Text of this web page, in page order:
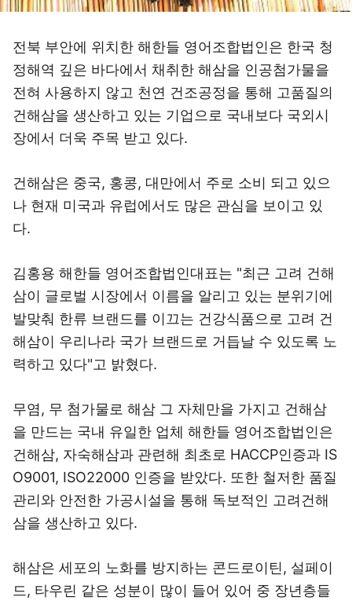
전북 부안에 위치한 해한들 영어조합법인은 한국 청
정해역 깊은 바다에서 채취한 해삼을 인공첨가물을
전혀 사용하지 않고 천연 건조공정을 통해 고품질의
건해삼을 생산하고 있는 기업으로 국내보다 국외시
장에서 더욱 주목 받고 있다.
건해삼은 중국, 홍콩, 대만에서 주로 소비 되고 있으
나 현재 미국과 유럽에서도 많은 관심을 보이고 있
다.
김홍용 해한들 영어조합법인대표는 "최근 고려 건해
삼이 글로벌 시장에서 이름을 알리고 있는 분위기에
발맞춰 한류 브랜드를 이끄는 건강식품으로 고려 건
해삼이 우리나라 국가 브랜드로 거듭날 수 있도록 노
력하고 있다"고 밝혔다.
무염, 무 첨가물로 해삼 그 자체만을 가지고 건해삼
을 만드는 국내 유일한 업체 해한들 영어조합법인은
건해삼, 자숙해삼과 관련해 최초로 HACCP인증과 IS
O9001, ISO22000 인증을 받았다. 또한 철저한 품질
관리와 안전한 가공시설을 통해 독보적인 고려건해
삼을 생산하고 있다.
해삼은 세포의 노화를 방지하는 콘드로이틴, 설페이
드, 타우린 같은 성분이 많이 들어 있어 중 장년층들